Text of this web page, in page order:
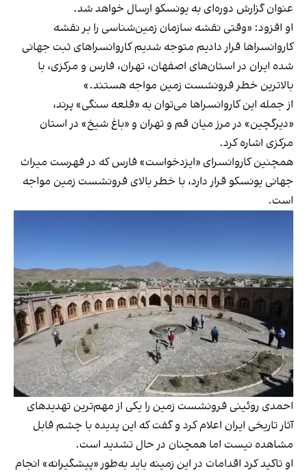
عنوان گزارش دوره‌ای به یونسكو ارسال خواهد شد.
او افزود: «وقتی نقشه سازمان زمین‌شناسی را بر نقشه
كاروانسراها قرار دادیم متوجه شدیم كاروانسراهای ثبت جهانی
شده ایران در استان‌های اصفهان، تهران، فارس و مركزی، با
بالاترین خطر فرونشست زمین مواجه هستند.»
از جمله این کاروانسراها می‌توان به «قلعه سنگی» پرند،
«دیرگچین» در مرز میان قم و تهران و «باغ شیخ» در استان
مركزی اشاره کرد.
همچنین كاروانسرای «ایزدخواست» فارس كه در فهرست میراث
جهانی یونسكو قرار دارد، با خطر بالای فرونشست زمین مواجه
است.
احمدی روئینی فرونشست زمین را یكی از مهم‌ترین تهدیدهای
آثار تاریخی ایران اعلام كرد و گفت که این پدیده با چشم قابل
مشاهده نیست اما همچنان در حال تشدید است.
او تاکید کرد اقدامات در این زمینه باید به‌طور «پیشگیرانه» انجام